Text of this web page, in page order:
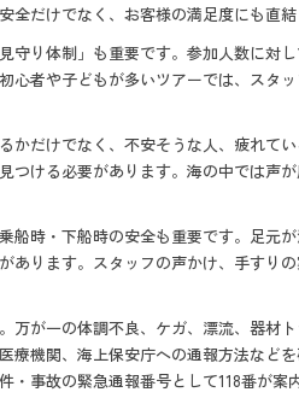
だけでなく、お客様の満足度にも直結
守り体制」も重要です。参加人数に対
心者や子どもが多いツアーでは、スタ
かだけでなく、不安そうな人、疲れて
つける必要があります。海の中では声
船時・下船時の安全も重要です。足元
あります。スタッフの声かけ、手すり
万が一の体調不良、ケガ、漂流、器材ト
療機関、海上保安庁への通報方法など
事故の緊急通報番号として118番が案